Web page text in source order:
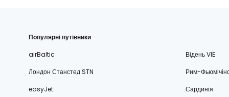
Популярні путівники
airBaltic
Відень VIE
Лондон Станстед STN
Рим-
easyJet
Сардинія